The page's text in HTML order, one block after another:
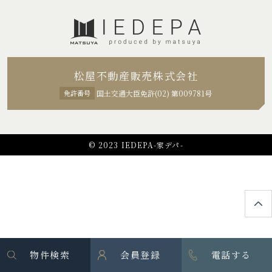
松屋不動産販売株式会社
免許番号 国土交通大臣免許(02) 第009781号
© 2023 IEDEPA-家デパ-
物件検索 会員登録 電話する